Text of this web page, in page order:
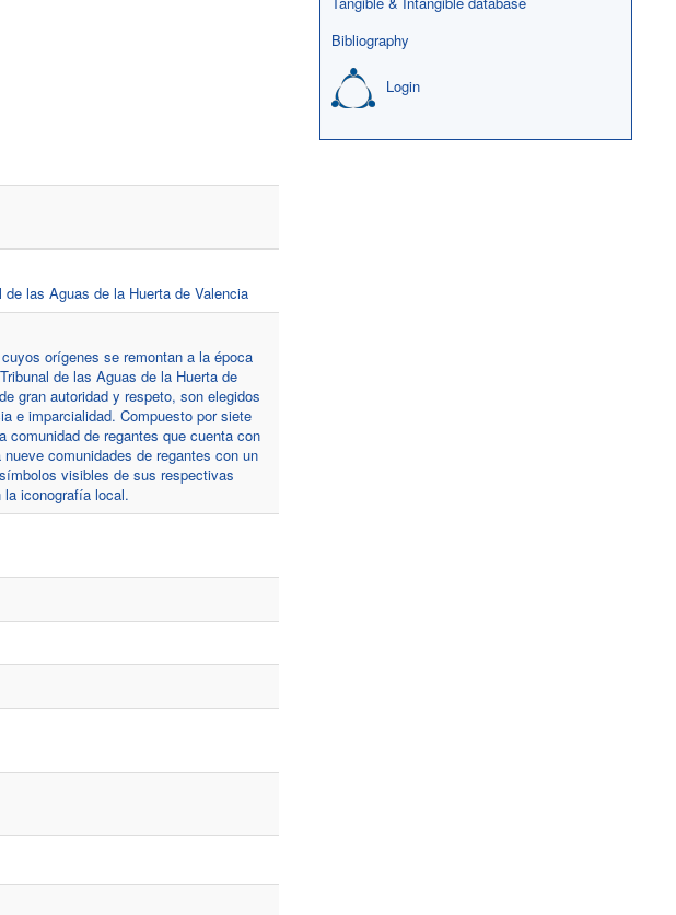
las Aguas de la Huerta de Valencia
orígenes se remontan a la época
de las Aguas de la Huerta de
gran autoridad y respeto, son elegidos
e imparcialidad. Compuesto por siete
comunidad de regantes que cuenta con
comunidades de regantes con un
visibles de sus respectivas
iconografía local.
Bibliography
Login